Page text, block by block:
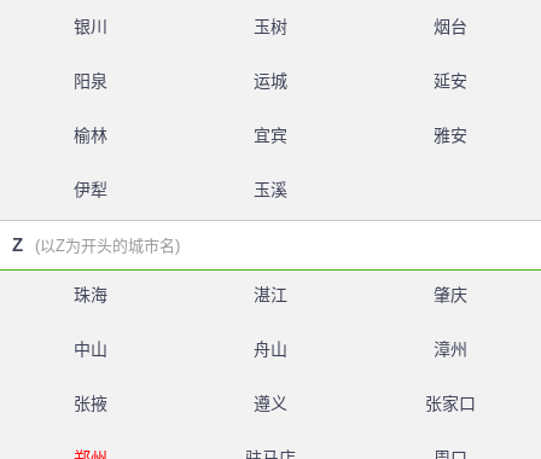
银川 玉树 烟台
阳泉 运城 延安
榆林 宜宾 雅安
伊犁 玉溪
Z (以Z为开头的城市名)
珠海 湛江 肇庆
中山 舟山 漳州
张掖 遵义 张家口